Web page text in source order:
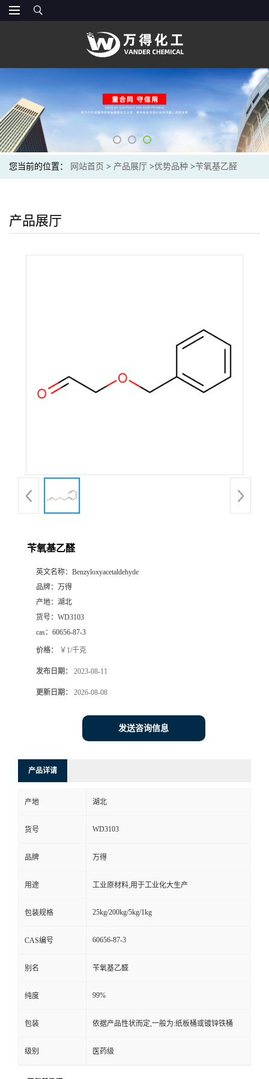
您当前的位置： 网站首页 > 产品展厅 >优势品种 >苄氧基乙醛
产品展厅
苄氧基乙醛
英文名称： Benzyloxyacetaldehyde
品牌： 万得
产地： 湖北
货号： WD3103
cas： 60656-87-3
价格： ￥1/千克
发布日期： 2023-08-11
更新日期： 2026-08-08
发送咨询信息
产品详请
产地 湖北
货号 WD3103
品牌 万得
用途 工业原材料,用于工业化大生产
包装规格 25kg/200kg/5kg/1kg
CAS编号 60656-87-3
别名 苄氧基乙醛
纯度 99%
包装 依据产品性状而定,一般为:纸板桶或镀锌铁桶
级别 医药级